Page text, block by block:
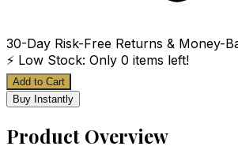
30-Day Risk-Free Returns & Money-
⚡ Low Stock: Only 0 items left!
Add to Cart
Buy Instantly
Product Overview